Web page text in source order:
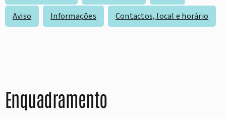
Aviso
Informações Contactos, local e horário
Enquadramento